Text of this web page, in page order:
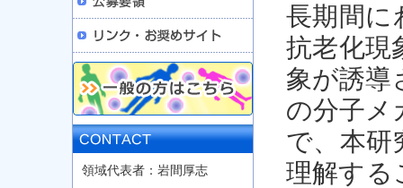
領域代表者：岩間厚志
長期間に
抗老化現
象が誘導
の分子メ
で、本研
理解する